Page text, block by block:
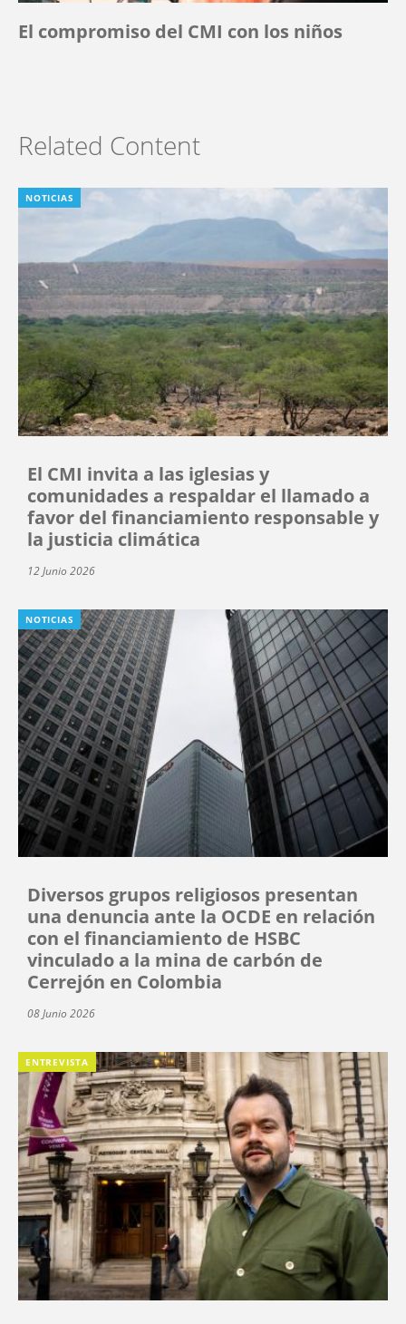
El compromiso del CMI con los niños
Related Content
NOTICIAS
El CMI invita a las iglesias y
comunidades a respaldar el llamado a
favor del financiamiento responsable y
la justicia climática
12 Junio 2026
NOTICIAS
Diversos grupos religiosos presentan
una denuncia ante la OCDE en relación
con el financiamiento de HSBC
vinculado a la mina de carbón de
Cerrejón en Colombia
08 Junio 2026
ENTREVISTA